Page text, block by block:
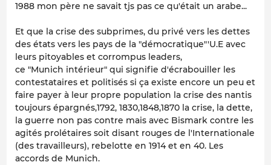
1988 mon père ne savait tjs pas ce qu'était un arabe...
Et que la crise des subprimes, du privé vers les dettes
des états vers les pays de la "démocratique"'U.E avec
leurs pitoyables et corrompus leaders,
ce "Munich intérieur" qui signifie d'écrabouiller les
contestataires et politisés si ça existe encore un peu et
faire payer à leur propre population la crise des nantis
toujours épargnés,1792, 1830,1848,1870 la crise, la dette,
la guerre non pas contre mais avec Bismark contre les
agités prolétaires soit disant rouges de l'Internationale
(des travailleurs), rebelotte en 1914 et en 40. Les
accords de Munich.